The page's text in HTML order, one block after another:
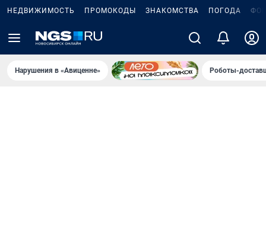
НЕДВИЖИМОСТЬ ПРОМОКОДЫ ЗНАКОМСТВА ПОГОДА
Нарушения в «Авиценне» Роботы-